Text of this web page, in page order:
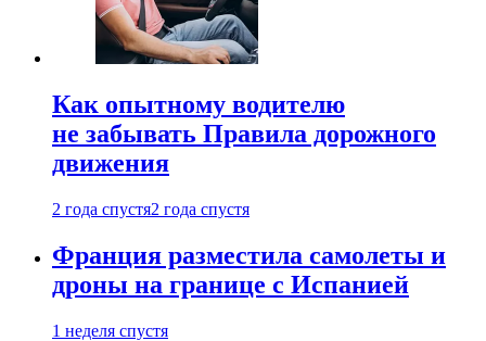
Как опытному водителю
не забывать Правила дорожного
движения
2 года спустя2 года спустя
Франция разместила самолеты и
дроны на границе с Испанией
1 неделя спустя